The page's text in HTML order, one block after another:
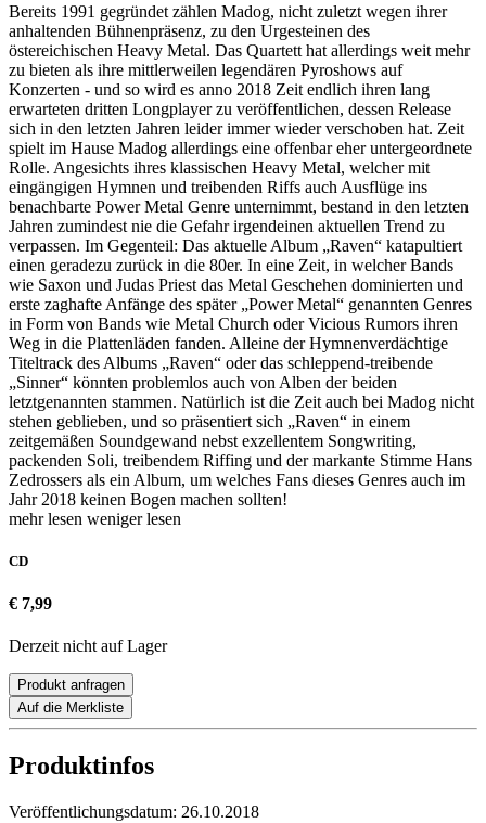
Bereits 1991 gegründet zählen Madog, nicht zuletzt wegen ihrer
anhaltenden Bühnenpräsenz, zu den Urgesteinen des
östereichischen Heavy Metal. Das Quartett hat allerdings weit mehr
zu bieten als ihre mittlerweilen legendären Pyroshows auf
Konzerten - und so wird es anno 2018 Zeit endlich ihren lang
erwarteten dritten Longplayer zu veröffentlichen, dessen Release
sich in den letzten Jahren leider immer wieder verschoben hat. Zeit
spielt im Hause Madog allerdings eine offenbar eher untergeordnete
Rolle. Angesichts ihres klassischen Heavy Metal, welcher mit
eingängigen Hymnen und treibenden Riffs auch Ausflüge ins
benachbarte Power Metal Genre unternimmt, bestand in den letzten
Jahren zumindest nie die Gefahr irgendeinen aktuellen Trend zu
verpassen. Im Gegenteil: Das aktuelle Album „Raven“ katapultiert
einen geradezu zurück in die 80er. In eine Zeit, in welcher Bands
wie Saxon und Judas Priest das Metal Geschehen dominierten und
erste zaghafte Anfänge des später „Power Metal“ genannten Genres
in Form von Bands wie Metal Church oder Vicious Rumors ihren
Weg in die Plattenläden fanden. Alleine der Hymnenverdächtige
Titeltrack des Albums „Raven“ oder das schleppend-treibende
„Sinner“ könnten problemlos auch von Alben der beiden
letztgenannten stammen. Natürlich ist die Zeit auch bei Madog nicht
stehen geblieben, und so präsentiert sich „Raven“ in einem
zeitgemäßen Soundgewand nebst exzellentem Songwriting,
packenden Soli, treibendem Riffing und der markante Stimme Hans
Zedrossers als ein Album, um welches Fans dieses Genres auch im
Jahr 2018 keinen Bogen machen sollten!
mehr lesen weniger lesen
CD
€ 7,99
Derzeit nicht auf Lager
Produkt anfragen
Auf die Merkliste
Produktinfos
Veröffentlichungsdatum: 26.10.2018